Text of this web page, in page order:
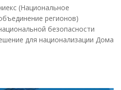
(Национальное
регионов)
безопасности
для национализации Дома